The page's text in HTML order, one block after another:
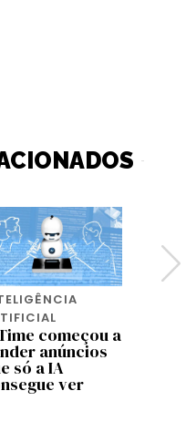
começou a
anúncios
só a IA
ver